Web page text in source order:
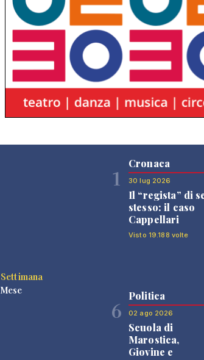
Settimana
Mese
1
Cronaca
30 lug 2026
Il “regista” di
stesso: il caso
Cappellari
Visto 19.188 volte
6
Politica
02 ago 2026
Scuola di
Marostica,
Giovine e